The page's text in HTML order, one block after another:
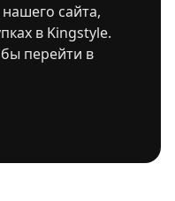
сайта,
в Kingstyle.
перейти в